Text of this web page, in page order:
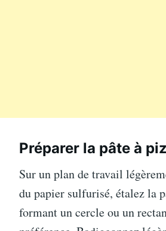
Préparer la pâte à
Sur un plan de travail
du papier sulfurisé, étalez la
formant un cercle ou un